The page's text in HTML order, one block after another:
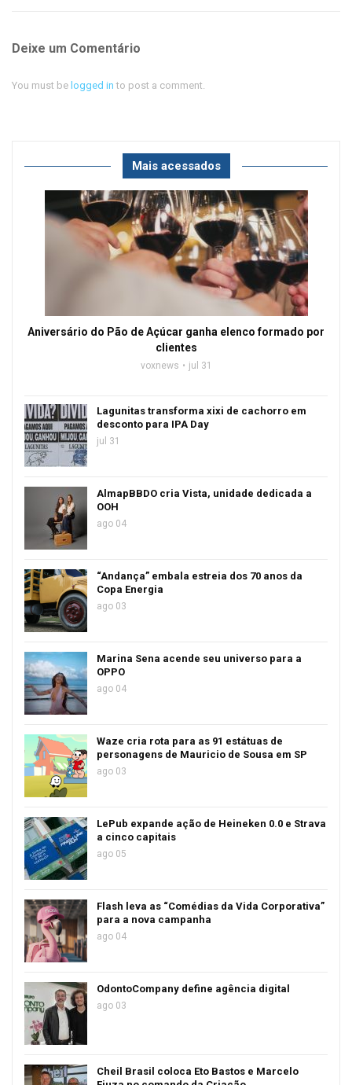
Deixe um Comentário
You must be logged in to post a comment.
Mais acessados
Aniversário do Pão de Açúcar ganha elenco formado por
clientes
voxnews jul 31
Lagunitas transforma xixi de cachorro em
desconto para IPA Day
jul 31
AlmapBBDO cria Vista, unidade dedicada a
OOH
ago 04
“Andança” embala estreia dos 70 anos da
Copa Energia
ago 03
Marina Sena acende seu universo para a
OPPO
ago 04
Waze cria rota para as 91 estátuas de
personagens de Mauricio de Sousa em SP
ago 03
LePub expande ação de Heineken 0.0 e Strava
a cinco capitais
ago 05
Flash leva as “Comédias da Vida Corporativa”
para a nova campanha
ago 04
OdontoCompany define agência digital
ago 03
Cheil Brasil coloca Eto Bastos e Marcelo